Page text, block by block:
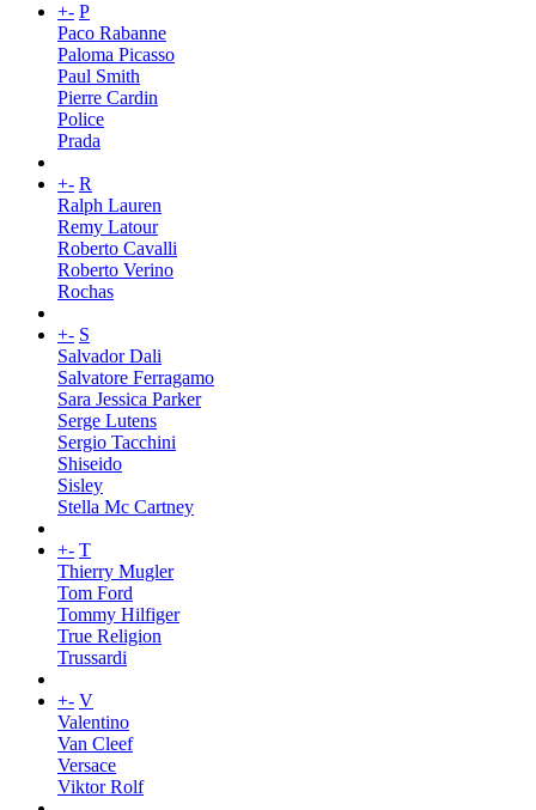
+- P
Paco Rabanne
Paloma Picasso
Paul Smith
Pierre Cardin
Police
Prada
+- R
Ralph Lauren
Remy Latour
Roberto Cavalli
Roberto Verino
Rochas
+- S
Salvador Dali
Salvatore Ferragamo
Sara Jessica Parker
Serge Lutens
Sergio Tacchini
Shiseido
Sisley
Stella Mc Cartney
+- T
Thierry Mugler
Tom Ford
Tommy Hilfiger
True Religion
Trussardi
+- V
Valentino
Van Cleef
Versace
Viktor Rolf